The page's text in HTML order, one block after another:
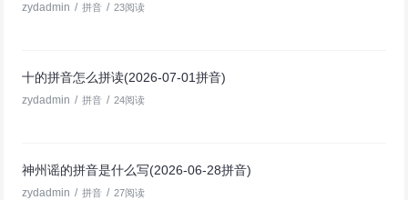
zydadmin / 拼音 / 23阅读
十的拼音怎么拼读(2026-07-01拼音)
zydadmin / 拼音 / 24阅读
神州谣的拼音是什么写(2026-06-28拼音)
zydadmin / 拼音 / 27阅读